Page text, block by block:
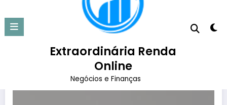
Extraordinária Renda
Online
Negócios e Finanças
Tag: produtos digitais